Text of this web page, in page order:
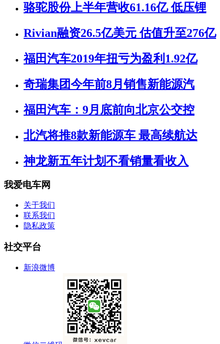
骆驼股份上半年营收61.16亿 低压锂
Rivian融资26.5亿美元 估值升至276亿
福田汽车2019年扭亏为盈利1.92亿
奇瑞集团今年前8月销售新能源汽
福田汽车：9月底前向北京公交控
北汽将推8款新能源车 最高续航达
神龙新五年计划不看销量看收入
我爱电车网
关于我们
联系我们
隐私政策
社交平台
新浪微博